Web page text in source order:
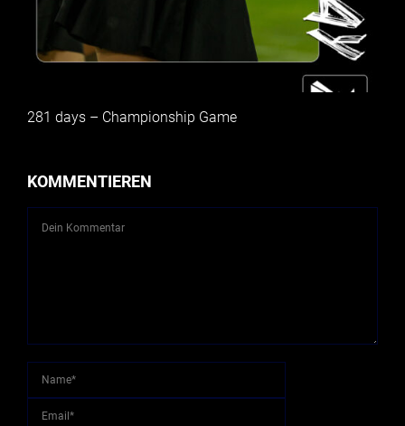
281 days – Championship Game
KOMMENTIEREN